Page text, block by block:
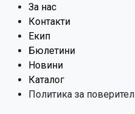
​За нас
Контакти
Екип
Бюлетини
Новини
Каталог
Политика за